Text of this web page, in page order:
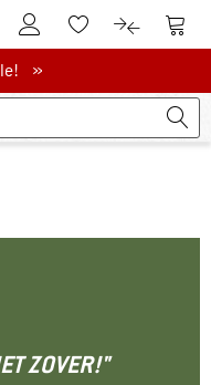
De klantenaccount
Naar deNaar de
»
ZOVER!"